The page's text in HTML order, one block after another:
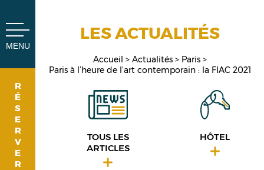
MENU
R
É
S
E
R
V
E
R
LES ACTUALITÉS
Accueil Actualités
Paris
Paris à l’heure de l’art contemporain : la FIAC 2021
TOUS LES
ARTICLES
HÔTEL